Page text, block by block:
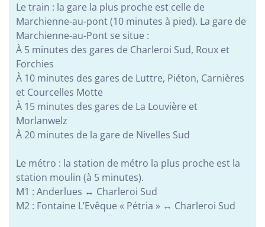
Avenue de Burlet 4, 1400 Nivelles, Belgique
Construction et bâtiment
ECEA de Marcinelle - Rue du chemin vert 66 à
6001 Marcinelle
Alphabétisation / Formation de base
Les jardins du Levain
Rue Donat Masson 22 5070 Fosses-la-ville
Restauration
Le train : la gare la plus proche est celle de
Marchienne-au-pont (10 minutes à pied). La gare de
Marchienne-au-Pont se situe :
À 5 minutes des gares de Charleroi Sud, Roux et
Forchies
À 10 minutes des gares de Luttre, Piéton, Carnières
et Courcelles Motte
À 15 minutes des gares de La Louvière et
Morlanwelz
À 20 minutes de la gare de Nivelles Sud
Le métro : la station de métro la plus proche est la
station moulin (à 5 minutes).
M1 : Anderlues ↔ Charleroi Sud
M2 : Fontaine L’Evêque « Pétria » ↔ Charleroi Sud